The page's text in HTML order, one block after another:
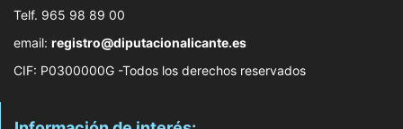
Telf. 965 98 89 00
email: registro@diputacionalicante.es
CIF: P0300000G -Todos los derechos reservados